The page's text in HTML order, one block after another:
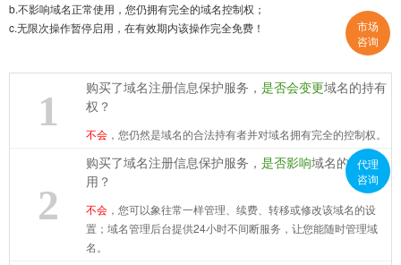
b.不影响域名正常使用，您仍拥有完全的域名控制权；
c.无限次操作暂停启用，在有效期内该操作完全免费！
1 购买了域名注册信息保护服务， 是否会变更域名的持有
权？
不会 ，您仍然是域名的合法持有者并对域名拥有完全的控制权。
2
购买了域名注册信息保护服务， 是否影响域名的正常使
用？
不会 ，您可以象往常一样管理、续费、转移或修改该域名的设
置；域名管理后台提供24小时不间断服务，让您能随时管理域
名。
市场
咨询
代理
咨询